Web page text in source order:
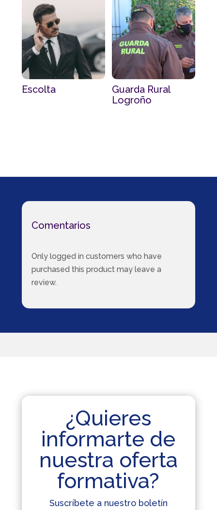
Escolta
Guarda Rural
Logroño
Comentarios
Only logged in customers who have
purchased this product may leave a
review.
¿Quieres
informarte de
nuestra oferta
formativa?
Suscríbete a nuestro boletín